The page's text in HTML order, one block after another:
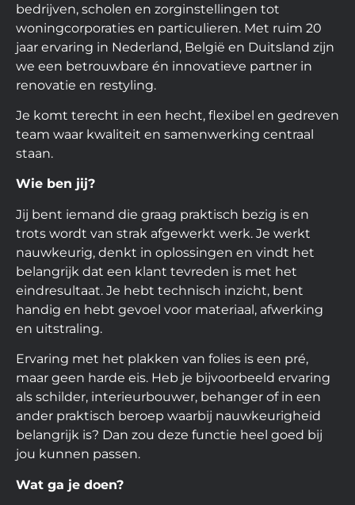
bedrijven, scholen en zorginstellingen tot
woningcorporaties en particulieren. Met ruim 20
jaar ervaring in Nederland, België en Duitsland zijn
we een betrouwbare én innovatieve partner in
renovatie en restyling.
Je komt terecht in een hecht, flexibel en gedreven
team waar kwaliteit en samenwerking centraal
staan.
Wie ben jij?
Jij bent iemand die graag praktisch bezig is en
trots wordt van strak afgewerkt werk. Je werkt
nauwkeurig, denkt in oplossingen en vindt het
belangrijk dat een klant tevreden is met het
eindresultaat. Je hebt technisch inzicht, bent
handig en hebt gevoel voor materiaal, afwerking
en uitstraling.
Ervaring met het plakken van folies is een pré,
maar geen harde eis. Heb je bijvoorbeeld ervaring
als schilder, interieurbouwer, behanger of in een
ander praktisch beroep waarbij nauwkeurigheid
belangrijk is? Dan zou deze functie heel goed bij
jou kunnen passen.
Wat ga je doen?